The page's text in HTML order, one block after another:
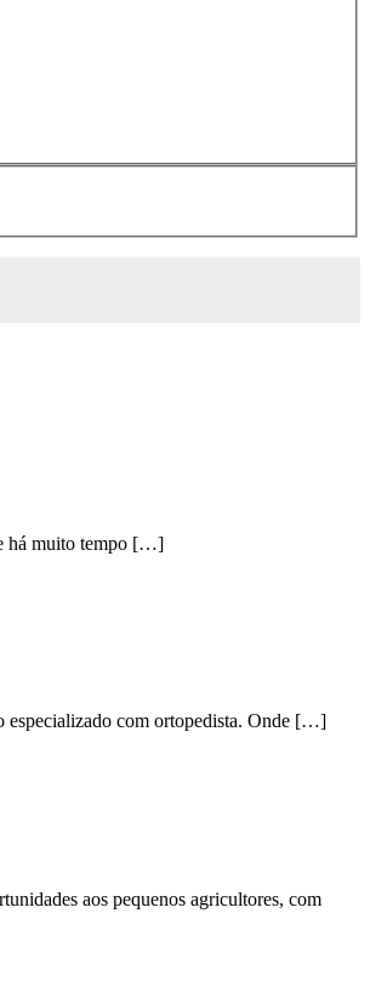
há muito tempo […]
especializado com ortopedista. Onde […]
aos pequenos agricultores, com